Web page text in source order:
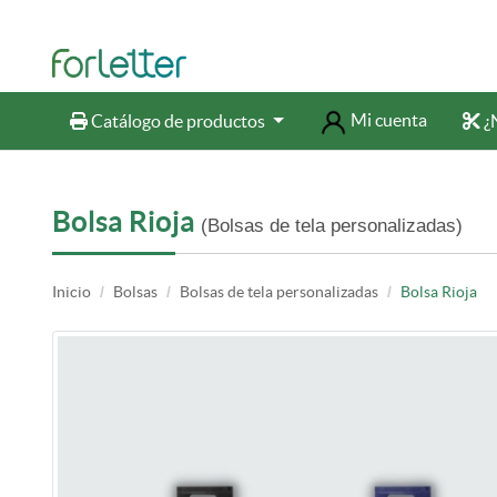
Catálogo de productos
Catálogo de productos Mi cuenta
Bolsa Rioja (Bolsas de tela personalizadas)
Inicio Bolsas Bolsas de tela personalizadas Bolsa Rioja